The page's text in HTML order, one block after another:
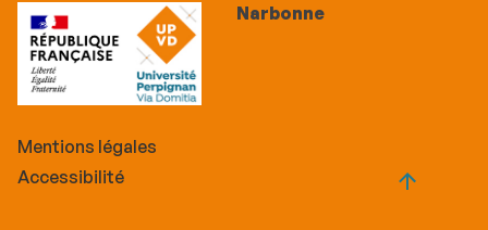
Narbonne
Mentions légales
Accessibilité